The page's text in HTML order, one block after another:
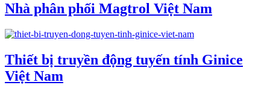
Nhà phân phối Magtrol Việt Nam
Thiết bị truyền động tuyến tính Ginice
Việt Nam